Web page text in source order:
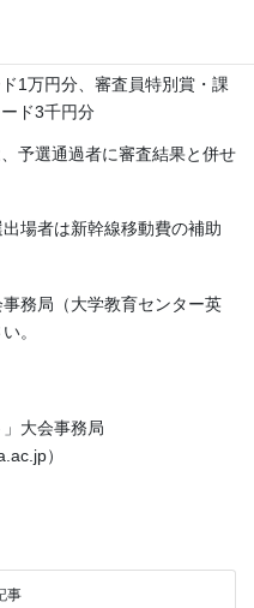
1万円分、審査員特別賞・課
ド3千円分
予選通過者に審査結果と併せ
場者は新幹線移動費の補助
務局（大学教育センター英
。
」大会事務局
）
事